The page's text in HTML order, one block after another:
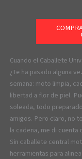
Cuando el Caballete
¿Te ha pasado alguna
semana: moto limpia,
libertad a flor de piel.
soleada, todo
amigos. Pero claro, no
la cadena, me di
Sin caballete central
herramientas para